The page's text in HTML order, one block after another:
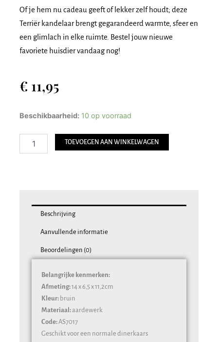
Of je hem nu cadeau geeft of lekker zelf houdt; deze
Terriër kandelaar brengt gegarandeerd warmte, sfeer en
een glimlach in elke ruimte. Bestel jouw nieuwe
favoriete huisdier vandaag nog!
€ 11,95
Beschikbaarheid: 10 op voorraad
Aardewerk
Terrier
aantal
TOEVOEGEN AAN WINKELWAGEN
Beschrijving
Aanvullende informatie
Beoordelingen (0)
Belangrijke kenmerken:
Afmeting:14 x 6,5 x 11,2cm
Kleur: bruin
Materiaal:aardewerk
Code:AS7017
Geschikt voor een normale dinerkaars